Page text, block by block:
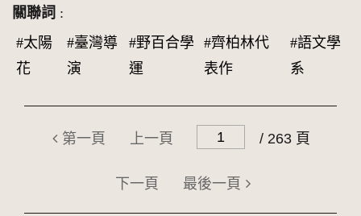
關聯詞 :
#太陽
花
#臺灣導
演
#野百合學
運
#齊柏林代
表作
#語文學
系
第一頁 上一頁 / 263 頁
下一頁 最後一頁